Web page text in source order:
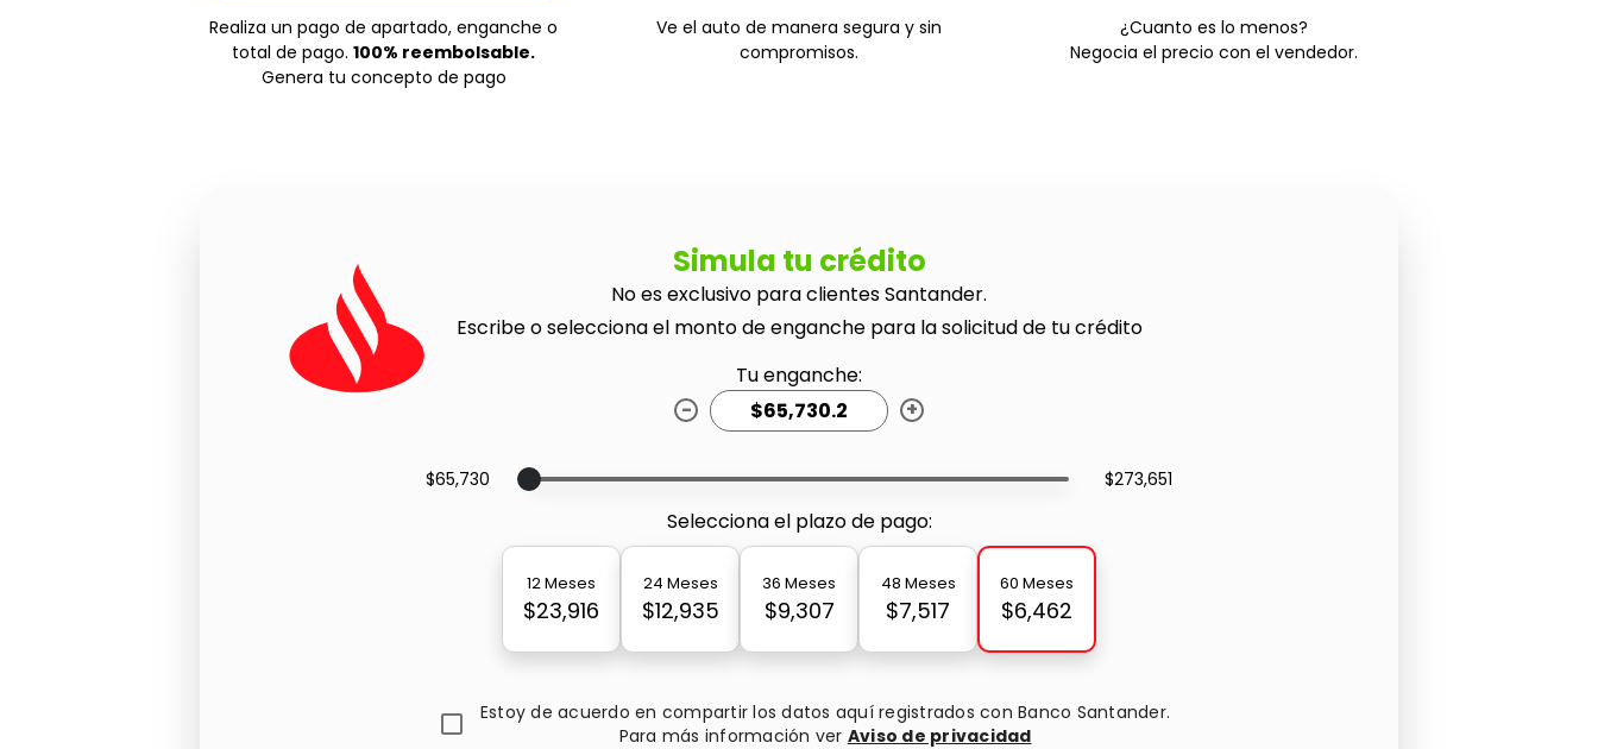
Realiza un pago de apartado, enganche o
total de pago.100% reembolsable.
Genera tu concepto de pago
Ve el auto de manera segura y sin
compromisos.
¿Cuanto es lo menos?
Negocia el precio con el vendedor.
Simula tu crédito
No es exclusivo para clientes Santander.
Escribe o selecciona el monto de enganche para la solicitud de tu crédito
Tu enganche:
-
+
$65,730 $273,651
Selecciona el plazo de pago:
12 Meses
$23,916
24 Meses
$12,935
36 Meses
$9,307
48 Meses
$7,517
60 Meses
$6,462
Estoy de acuerdo en compartir los datos aquí registrados con Banco Santander.
Para más información ver Aviso de privacidad